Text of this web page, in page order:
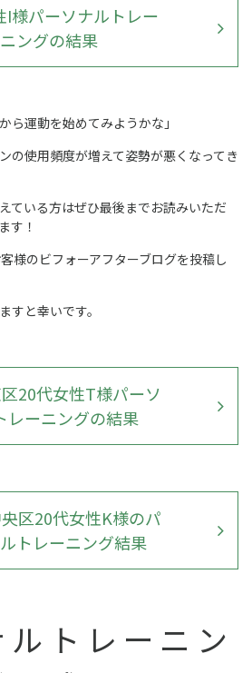
I様パーソナルトレー
ニングの結果
ら運動を始めてみようかな」
の使用頻度が増えて姿勢が悪くなってき
ている方はぜひ最後までお読みいただ
す！
様のビフォーアフターブログを投稿し
すと幸いです。
20代女性T様パーソ
レーニングの結果
区20代女性K様のパ
トレーニング結果
トレーニン